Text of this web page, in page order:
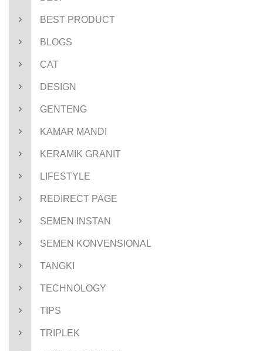
BEST PRODUCT
BLOGS
CAT
DESIGN
GENTENG
KAMAR MANDI
KERAMIK GRANIT
LIFESTYLE
REDIRECT PAGE
SEMEN INSTAN
SEMEN KONVENSIONAL
TANGKI
TECHNOLOGY
TIPS
TRIPLEK